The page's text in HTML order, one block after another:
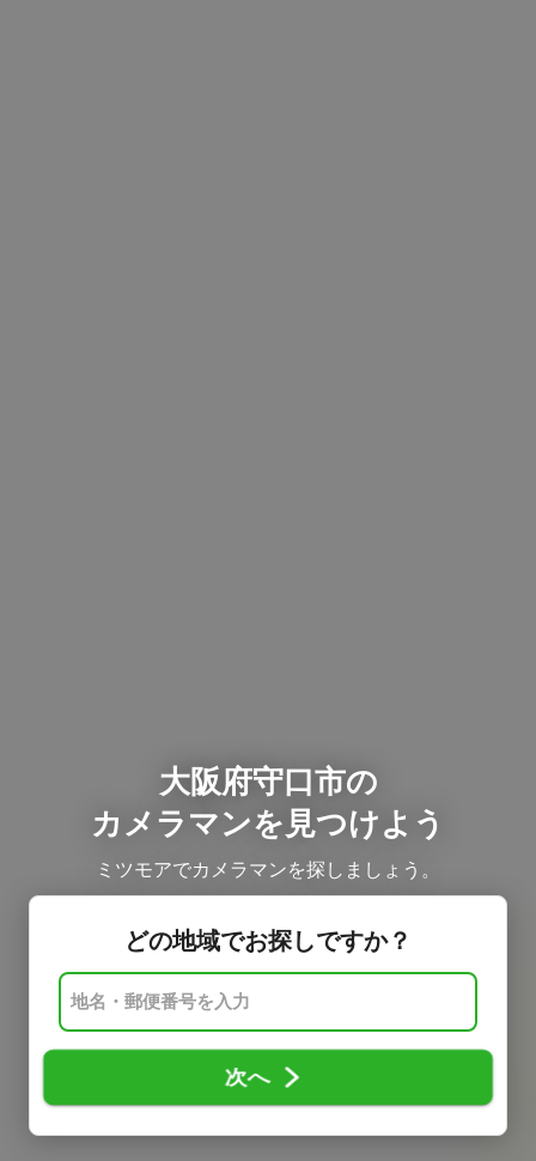
大阪府守口市の
カメラマンを見つけよう
ミツモアでカメラマンを探しましょう。
どの地域でお探しですか？
次へ